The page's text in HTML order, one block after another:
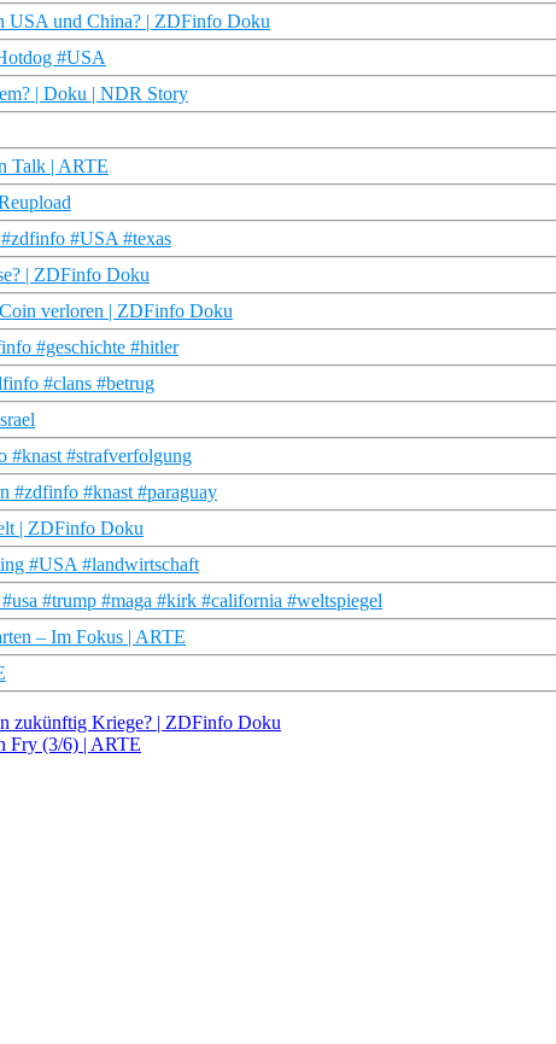
USA und China? | ZDFinfo Doku
#USA
| Doku | NDR Story
Talk | ARTE
#USA #texas
| ZDFinfo Doku
verloren | ZDFinfo Doku
#geschichte #hitler
#clans #betrug
#knast #strafverfolgung
#zdfinfo #knast #paraguay
| ZDFinfo Doku
#USA #landwirtschaft
#trump #maga #kirk #california #weltspiegel
– Im Fokus | ARTE
zukünftig Kriege? | ZDFinfo Doku
Fry (3/6) | ARTE